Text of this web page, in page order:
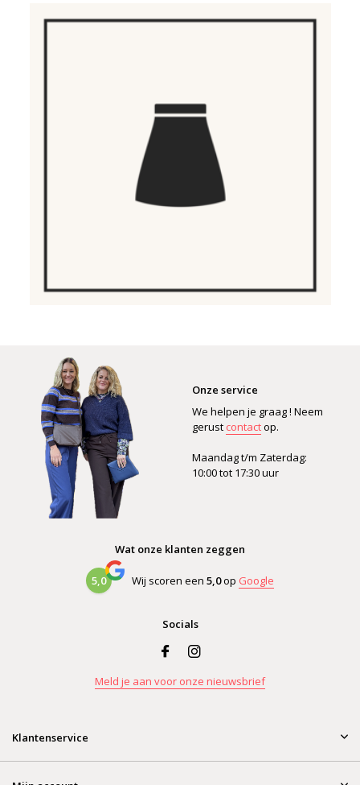
Onze service
We helpen je graag ! Neem
gerust contactop.
Maandag t/m Zaterdag:
10:00 tot 17:30 uur
Wat onze klanten zeggen
5,0 Wij scoren een 5,0op Google
Socials
Meld je aan voor onze nieuwsbrief
Klantenservice